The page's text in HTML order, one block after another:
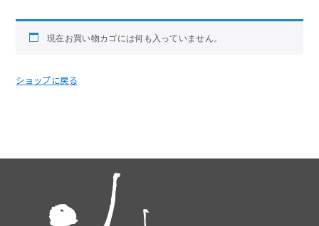
現在お買い物カゴには何も入っていません。
ショップに戻る